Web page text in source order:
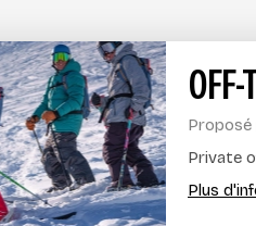
Proposé
Private
Plus